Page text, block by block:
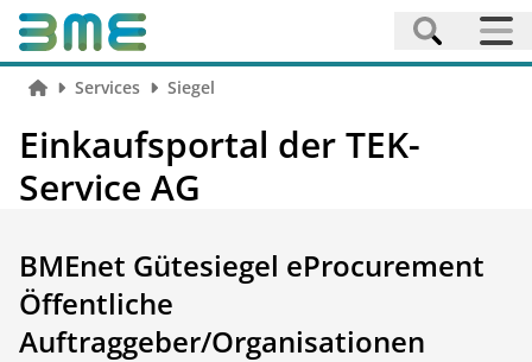
Services Siegel
Einkaufsportal der TEK-
Service AG
BMEnet Gütesiegel eProcurement
Öffentliche
Auftraggeber/Organisationen